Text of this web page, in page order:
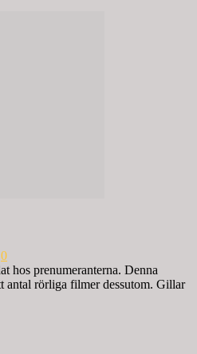
0
hos prenumeranterna. Denna
antal rörliga filmer dessutom. Gillar